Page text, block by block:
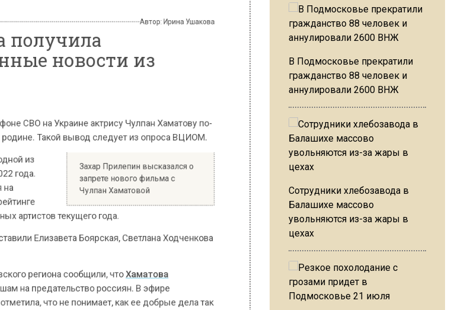
РФ на фоне СВО на Украине актрису Чулпан Хаматову по-
любят на родине. Такой вывод следует из опроса ВЦИОМ.
Захар Прилепин высказался о
запрете нового фильма с
итогам 2022 года.
месте в рейтинге
ей составили Елизавета Боярская, Светлана Ходченкова
латышам на предательство россиян. В эфире
В Подмосковье прекратили
гражданство 88 человек и
аннулировали 2600 ВНЖ
Сотрудники хлебозавода в
Балашихе массово
увольняются из-за жары в
цехах